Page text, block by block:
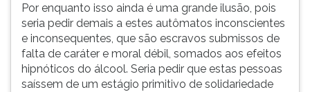
Por enquanto isso ainda é uma grande ilusão, pois
seria pedir demais a estes autômatos inconscientes
e inconsequentes, que são escravos submissos de
falta de caráter e moral débil, somados aos efeitos
hipnóticos do álcool. Seria pedir que estas pessoas
saíssem de um estágio primitivo de solidariedade